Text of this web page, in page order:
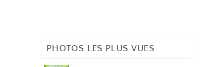
PHOTOS LES PLUS VUES